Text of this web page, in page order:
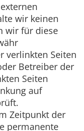
wir keinen
wir für diese
verlinkten Seiten
Betreiber der
Seiten
auf
Zeitpunkt der
permanente